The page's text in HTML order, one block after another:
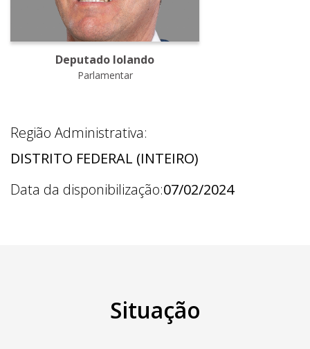
Deputado Iolando
Parlamentar
Região Administrativa:
DISTRITO FEDERAL (INTEIRO)
Data da disponibilização:07/02/2024
Situação